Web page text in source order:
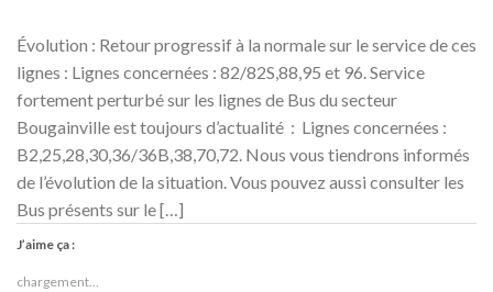
Évolution : Retour progressif à la normale sur le service de ces
lignes : Lignes concernées : 82/82S,88,95 et 96. Service
fortement perturbé sur les lignes de Bus du secteur
Bougainville est toujours d’actualité : Lignes concernées :
B2,25,28,30,36/36B,38,70,72. Nous vous tiendrons informés
de l’évolution de la situation. Vous pouvez aussi consulter les
Bus présents sur le […]
J’aime ça :
chargement…